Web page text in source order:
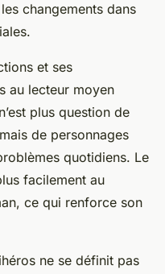
changements dans
et ses
au lecteur moyen
plus question de
de personnages
quotidiens. Le
facilement au
ce qui renforce son
ne se définit pas